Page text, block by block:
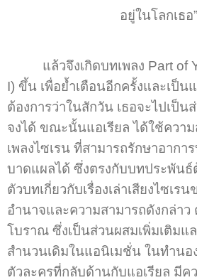
อยู่ในโลกเธอ”
แล้วจึงเกิดบทเพลง Part of
I) ขึ้น เพื่อย้ำเตือนอีกครั้งและเป็น
ต้องการว่าในสักวัน เธอจะไปเป็
จงได้ ขณะนั้นแอเรียล ได้ใช้ความ
เพลงไซเรน ที่สามารถรักษาอากา
บาดแผลได้ ซึ่งตรงกับบทประพัน
ตัวบทเกี่ยวกับเรื่องเล่าเสียงไซเร
อำนาจและความสามารถดังกล่าว
โบราณ ซึ่งเป็นส่วนผสมเพิ่มเติมแ
สำนวนเดิมในแอนิเมชั่น ในทำนอ
ตัวละครที่กลับด้านกับแอเรียล มีค